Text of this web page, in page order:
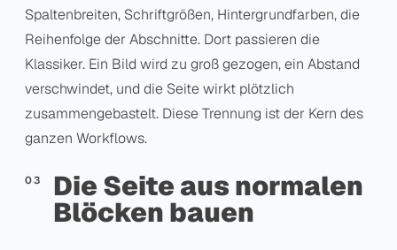
Spaltenbreiten, Schriftgrößen, Hintergrundfarben, die
Reihenfolge der Abschnitte. Dort passieren die
Klassiker. Ein Bild wird zu groß gezogen, ein Abstand
verschwindet, und die Seite wirkt plötzlich
zusammengebastelt. Diese Trennung ist der Kern des
ganzen Workflows.
Die Seite aus normalen
Blöcken bauen